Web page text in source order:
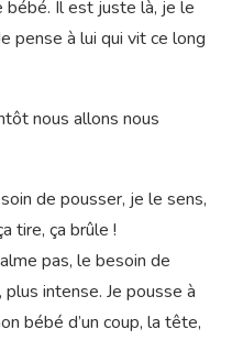
car j’ai peur, mais
Je touche notre enfant
après les autres. Je
Il est juste là, je le
pense à lui qui vit ce long
nous allons nous